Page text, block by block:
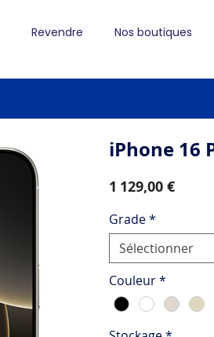
Revendre Nos boutiques
iPhone 16
1 129,00 €Prix
Grade*
Sélectionner
Couleur*